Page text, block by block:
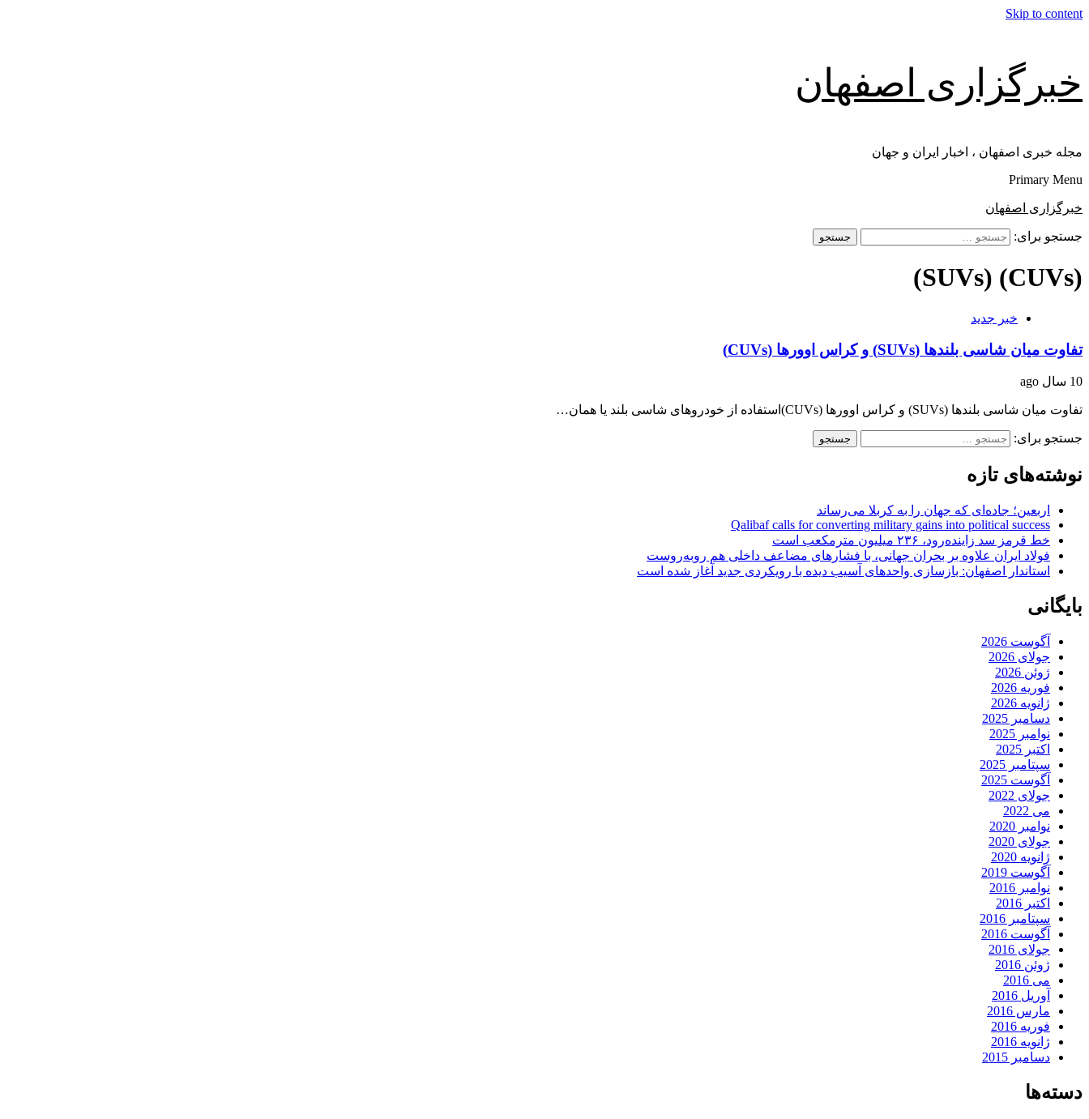
Skip to content
خبرگزاری اصفهان
مجله خبری اصفهان ، اخبار ایران و جهان
Primary Menu
خبرگزاری اصفهان
جستجو برای:
(CUVs) (SUVs)
خبر جدید
تفاوت میان شاسی بلندها (SUVs) و کراس اوورها (CUVs)
10 سال ago
تفاوت میان شاسی بلندها (SUVs) و کراس اوورها (CUVs)استفاده از خودروهای شاسی بلند یا همان…
جستجو برای:
نوشته‌های تازه
اربعین؛ جاده‌ای که جهان را به کربلا می‌رساند
Qalibaf calls for converting military gains into political success
خط قرمز سد زاینده‌رود، ۲۳۶ میلیون مترمکعب است
فولاد ایران علاوه بر بحران جهانی، با فشارهای مضاعف داخلی هم روبه‌روست
استاندار اصفهان: بازسازی واحدهای آسیب دیده با رویکردی جدید آغاز شده است
بایگانی
آگوست 2026
جولای 2026
ژوئن 2026
فوریه 2026
ژانویه 2026
دسامبر 2025
نوامبر 2025
اکتبر 2025
سپتامبر 2025
آگوست 2025
جولای 2022
می 2022
نوامبر 2020
جولای 2020
ژانویه 2020
آگوست 2019
نوامبر 2016
اکتبر 2016
سپتامبر 2016
آگوست 2016
جولای 2016
ژوئن 2016
می 2016
آوریل 2016
مارس 2016
فوریه 2016
ژانویه 2016
دسامبر 2015
دسته‌ها